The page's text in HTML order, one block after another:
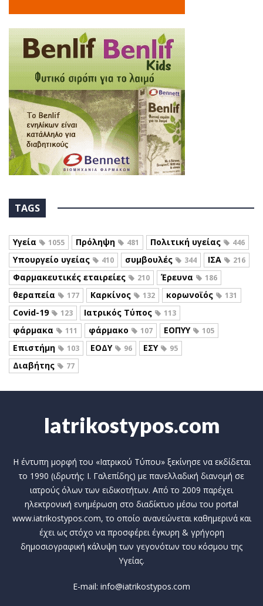
TAGS
Υγεία 1055 Πρόληψη 481 Πολιτική υγείας 446
Υπουργείο υγείας 410 συμβουλές 344 ΙΣΑ 216
Φαρμακευτικές εταιρείες 210 Έρευνα 186
θεραπεία 177 Καρκίνος 132 κορωνοϊός 131
Covid-19 123 Ιατρικός Τύπος 113
φάρμακα 111 φάρμακο 107 ΕΟΠΥΥ 105
Επιστήμη 103 ΕΟΔΥ 96 ΕΣΥ 95
Διαβήτης 77
Iatrikostypos.com
Η έντυπη μορφή του «Ιατρικού Τύπου» ξεκίνησε να εκδίδεται
το 1990 (ιδρυτής: Ι. Γαλεπίδης) με πανελλαδική διανομή σε
ιατρούς όλων των ειδικοτήτων. Από το 2009 παρέχει
ηλεκτρονική ενημέρωση στο διαδίκτυο μέσω του portal
www.iatrikostypos.com, το οποίο ανανεώνεται καθημερινά και
έχει ως στόχο να προσφέρει έγκυρη & γρήγορη
δημοσιογραφική κάλυψη των γεγονότων του κόσμου της
Υγείας.
E-mail: info@iatrikostypos.com